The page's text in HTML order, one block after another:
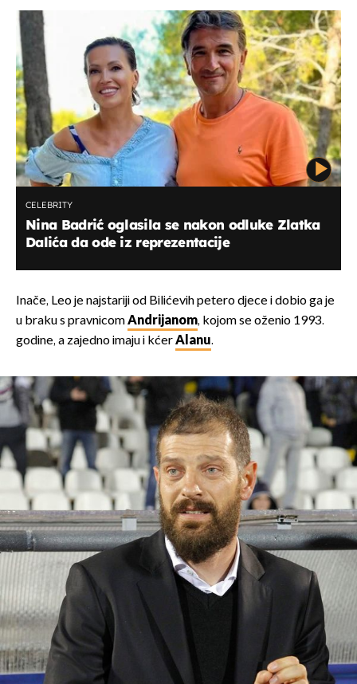
CELEBRITY
Nina Badrić oglasila se nakon odluke Zlatka
Dalića da ode iz reprezentacije
Inače, Leo je najstariji od Bilićevih petero djece i dobio ga je
u braku s pravnicomAndrijanom, kojom se oženio 1993.
godine, a zajedno imaju i kćerAlanu.